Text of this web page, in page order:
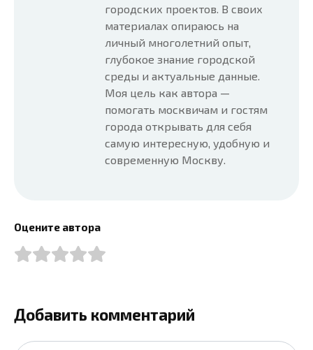
городских проектов. В своих
материалах опираюсь на
личный многолетний опыт,
глубокое знание городской
среды и актуальные данные.
Моя цель как автора —
помогать москвичам и гостям
города открывать для себя
самую интересную, удобную и
современную Москву.
Оцените автора
Добавить комментарий